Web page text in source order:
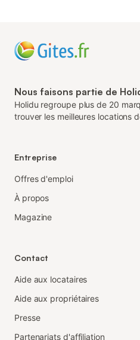
Nous faisons partie de
Holidu regroupe plus de 20
trouver les meilleures locations
Entreprise
Offres d'emploi
À propos
Magazine
Contact
Aide aux locataires
Aide aux propriétaires
Presse
Partenariats d'affiliation